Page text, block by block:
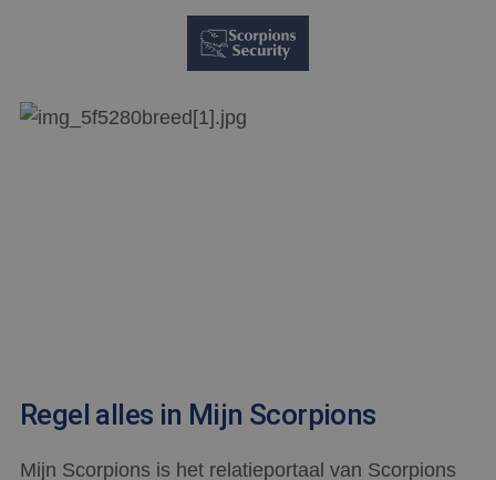
Regel alles in Mijn Scorpions
Mijn Scorpions is het relatieportaal van Scorpions